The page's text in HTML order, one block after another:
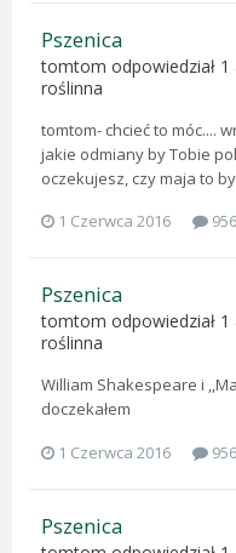
Pszenica
tomtom odpowiedział 1
roślinna
tomtom- chcieć to móc....
jakie odmiany by Tobie
oczekujesz, czy maja to
1 Czerwca 2016
Pszenica
tomtom odpowiedział 1
roślinna
William Shakespeare i
doczekałem
1 Czerwca 2016
Pszenica